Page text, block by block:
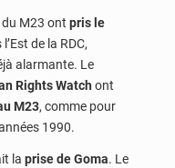
du M23 ont pris le
de la RDC,
alarmante. Le
Rights Watch ont
M23, comme pour
1990.
la prise de Goma. Le